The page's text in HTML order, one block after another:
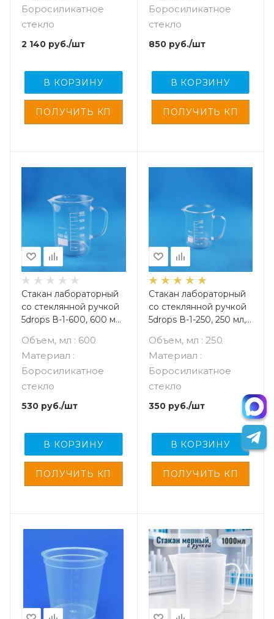
Боросиликатное
стекло
2 140 руб./шт
В КОРЗИНУ
Боросиликатное
стекло
850руб./шт
В КОРЗИНУ
Стакан лабораторный
со стеклянной ручкой
5drops В-1-600, 600 мл,
градуированный
Объем, мл : 600
Материал :
Боросиликатное
стекло
530 руб./шт
В КОРЗИНУ
Стакан лабораторный
со стеклянной ручкой
5drops В-1-250, 250 мл,
градуированный
Объем, мл : 250
Материал :
Боросиликатное
стекло
350руб./шт
В КОРЗИНУ